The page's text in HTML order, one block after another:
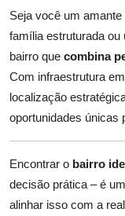
Seja você um
família estruturada
bairro que combina
Com infraestrutura
localização
oportunidades únicas
Encontrar o bairro
decisão prática – é
alinhar isso com a